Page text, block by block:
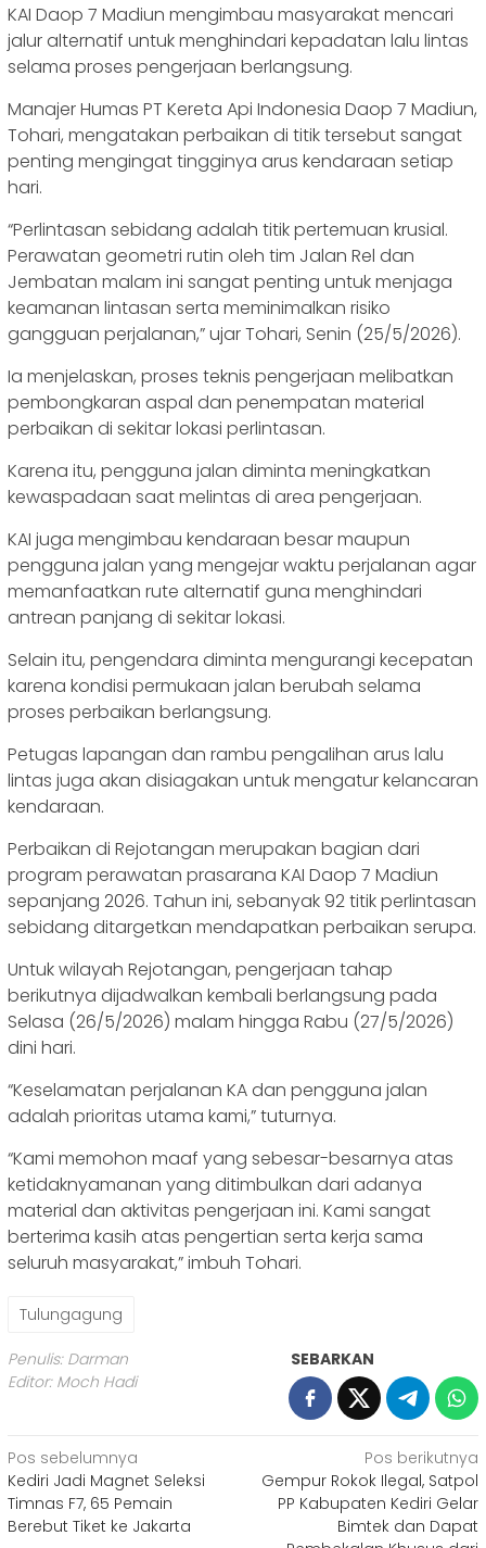
KAI Daop 7 Madiun mengimbau masyarakat mencari
jalur alternatif untuk menghindari kepadatan lalu lintas
selama proses pengerjaan berlangsung.
Manajer Humas PT Kereta Api Indonesia Daop 7 Madiun,
Tohari, mengatakan perbaikan di titik tersebut sangat
penting mengingat tingginya arus kendaraan setiap
hari.
“Perlintasan sebidang adalah titik pertemuan krusial.
Perawatan geometri rutin oleh tim Jalan Rel dan
Jembatan malam ini sangat penting untuk menjaga
keamanan lintasan serta meminimalkan risiko
gangguan perjalanan,” ujar Tohari, Senin (25/5/2026).
Ia menjelaskan, proses teknis pengerjaan melibatkan
pembongkaran aspal dan penempatan material
perbaikan di sekitar lokasi perlintasan.
Karena itu, pengguna jalan diminta meningkatkan
kewaspadaan saat melintas di area pengerjaan.
KAI juga mengimbau kendaraan besar maupun
pengguna jalan yang mengejar waktu perjalanan agar
memanfaatkan rute alternatif guna menghindari
antrean panjang di sekitar lokasi.
Selain itu, pengendara diminta mengurangi kecepatan
karena kondisi permukaan jalan berubah selama
proses perbaikan berlangsung.
Petugas lapangan dan rambu pengalihan arus lalu
lintas juga akan disiagakan untuk mengatur kelancaran
kendaraan.
Perbaikan di Rejotangan merupakan bagian dari
program perawatan prasarana KAI Daop 7 Madiun
sepanjang 2026. Tahun ini, sebanyak 92 titik perlintasan
sebidang ditargetkan mendapatkan perbaikan serupa.
Untuk wilayah Rejotangan, pengerjaan tahap
berikutnya dijadwalkan kembali berlangsung pada
Selasa (26/5/2026) malam hingga Rabu (27/5/2026)
dini hari.
“Keselamatan perjalanan KA dan pengguna jalan
adalah prioritas utama kami,” tuturnya.
“Kami memohon maaf yang sebesar-besarnya atas
ketidaknyamanan yang ditimbulkan dari adanya
material dan aktivitas pengerjaan ini. Kami sangat
berterima kasih atas pengertian serta kerja sama
seluruh masyarakat,” imbuh Tohari.
Tulungagung
Penulis: Darman
Editor: Moch Hadi
SEBARKAN
Navigasi
pos
Pos sebelumnya
Kediri Jadi Magnet Seleksi
Timnas F7, 65 Pemain
Berebut Tiket ke Jakarta
Pos berikutnya
Gempur Rokok Ilegal, Satpol
PP Kabupaten Kediri Gelar
Bimtek dan Dapat